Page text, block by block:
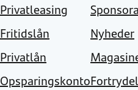
Privatleasing
Fritidslån
Privatlån
Opsparingskonto
Nyheder